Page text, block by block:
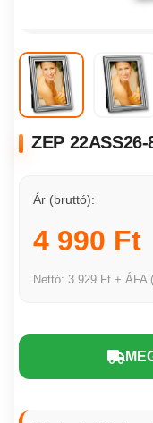
ZEP
Ár (bruttó):
4 990 Ft
Nettó: 3 929 Ft + ÁFA